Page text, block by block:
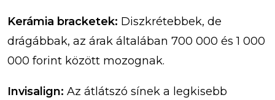
Kerámia bracketek: Diszkrétebbek, de
drágábbak, az árak általában 700 000 és 1 000
000 forint között mozognak.
Invisalign: Az átlátszó sínek a legkisebb